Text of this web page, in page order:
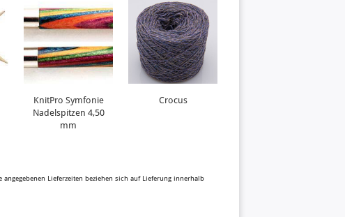
KnitPro Symfonie
Nadelspitzen 4,50
mm
Crocus
Lieferzeiten beziehen sich auf Lieferung innerhalb